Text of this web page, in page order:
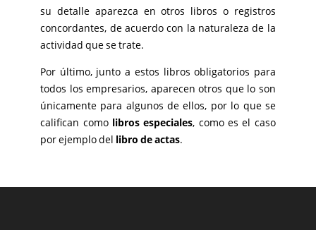
su detalle aparezca en otros libros o registros
concordantes, de acuerdo con la naturaleza de la
actividad que se trate.
Por último, junto a estos libros obligatorios para
todos los empresarios, aparecen otros que lo son
únicamente para algunos de ellos, por lo que se
califican como libros especiales, como es el caso
por ejemplo del libro de actas.